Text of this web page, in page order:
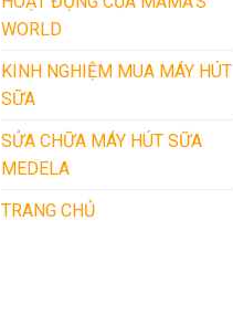
WORLD
KINH NGHIỆM MUA MÁY HÚT
SỮA
SỬA CHỮA MÁY HÚT SỮA
MEDELA
TRANG CHỦ